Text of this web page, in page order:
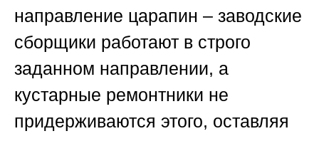
направление царапин – заводские
сборщики работают в строго
заданном направлении, а
кустарные ремонтники не
придерживаются этого, оставляя